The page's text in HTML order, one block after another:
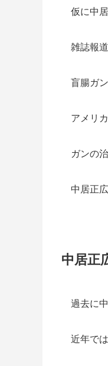
仮に中
雑誌報
盲腸ガ
アメリ
ガンの
中居正
中居正
過去に
近年で